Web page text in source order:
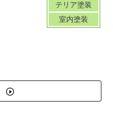
テリア塗装
室内塗装